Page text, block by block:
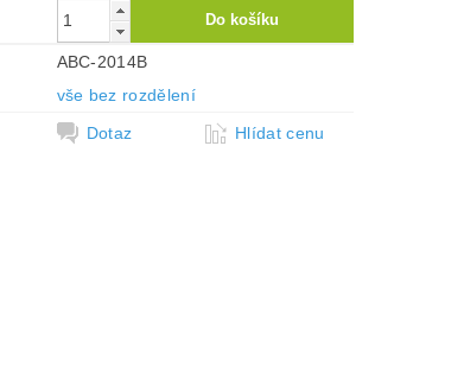
ABC-2014B
vše bez rozdělení
Dotaz Hlídat cenu